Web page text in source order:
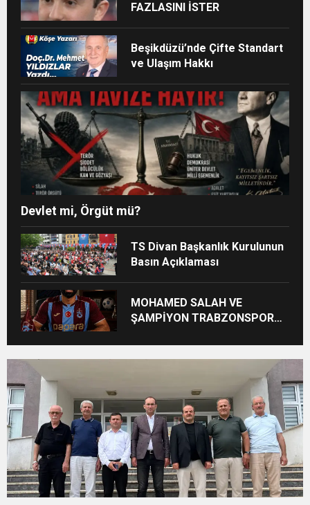
FAZLASINI İSTER
Beşikdüzü’nde Çifte Standart
ve Ulaşım Hakkı
Devlet mi, Örgüt mü?
TS Divan Başkanlık Kurulunun
Basın Açıklaması
MOHAMED SALAH VE
ŞAMPİYON TRABZONSPOR